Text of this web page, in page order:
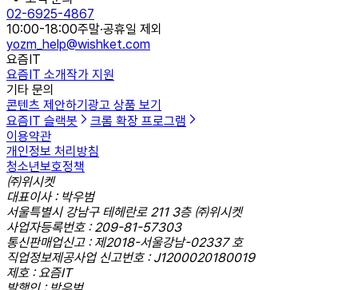
02-6925-4867
10:00-18:00주말·공휴일 제외
yozm_help@wishket.com
요즘IT
요즘IT 소개작가 지원
기타 문의
콘텐츠 제안하기 광고 상품 보기
요즘IT 슬랙봇
크롬 확장 프로그램
이용약관
개인정보 처리방침
청소년보호정책
㈜위시켓
대표이사 : 박우범
서울특별시 강남구 테헤란로 211 3층 ㈜위시켓
사업자등록번호 : 209-81-57303
통신판매업신고 : 제2018-서울강남-02337 호
직업정보제공사업 신고번호 : J1200020180019
제호 : 요즘IT